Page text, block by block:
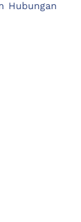
Hubungan